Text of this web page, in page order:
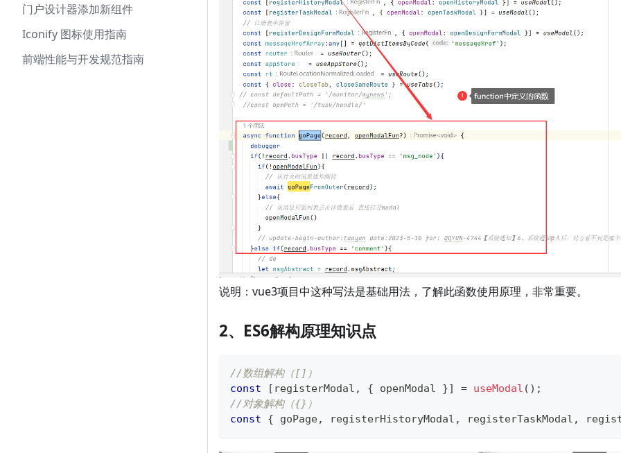
门户设计器添加新组件
Iconify 图标使用指南
前端性能与开发规范指南
说明：vue3项目中这种写法是基础用法，了解此函数使用原理，非常重要。
2、ES6解构原理知识点
//数组解构（[]）
const
[ registerModal , { openModal }] = useModal ( ) ;
//对象解构（{}）
const
{ goPage, registerHistoryModal , registerTaskModal ,